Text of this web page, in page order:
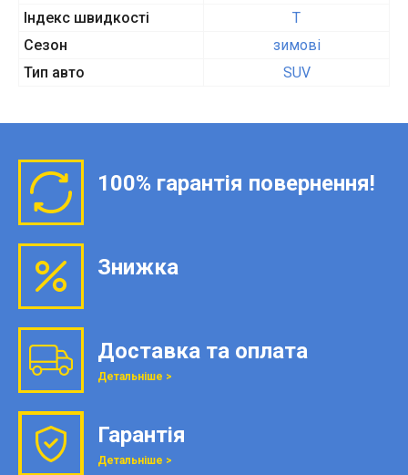
Індекс швидкості
T
Сезон
зимові
Тип авто
SUV
100% гарантія повернення!
Знижка
Доставка та оплата
Детальніше >
Гарантія
Детальніше >